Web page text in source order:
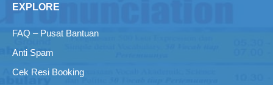
EXPLORE
FAQ – Pusat Bantuan
Anti Spam
Cek Resi Booking